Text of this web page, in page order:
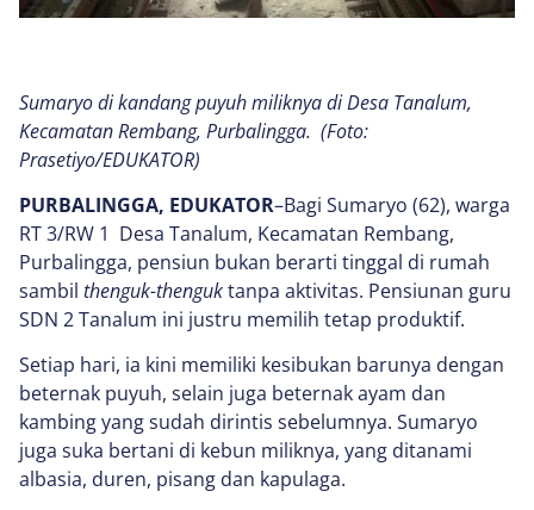
Sumaryo di kandang puyuh miliknya di Desa Tanalum,
Kecamatan Rembang, Purbalingga. (Foto:
Prasetiyo/EDUKATOR)
PURBALINGGA, EDUKATOR–Bagi Sumaryo (62), warga
RT 3/RW 1 Desa Tanalum, Kecamatan Rembang,
Purbalingga, pensiun bukan berarti tinggal di rumah
sambil thenguk-thenguktanpa aktivitas. Pensiunan guru
SDN 2 Tanalum ini justru memilih tetap produktif.
Setiap hari, ia kini memiliki kesibukan barunya dengan
beternak puyuh, selain juga beternak ayam dan
kambing yang sudah dirintis sebelumnya. Sumaryo
juga suka bertani di kebun miliknya, yang ditanami
albasia, duren, pisang dan kapulaga.